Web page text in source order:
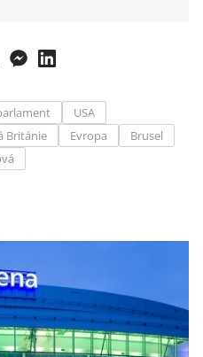
USA
Británie Evropa
Brusel